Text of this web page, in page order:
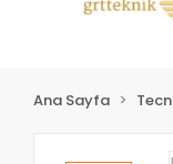
Ana Sayfa